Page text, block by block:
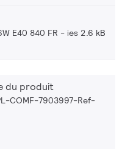
E40 840 FR ies 2.6 kB
du produit
COMF-7903997-Ref-